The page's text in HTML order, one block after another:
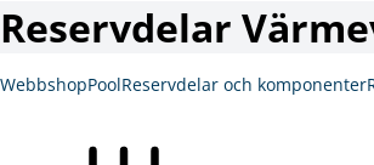
Reservdelar
WebbshopPoolReservdelar och komponenter